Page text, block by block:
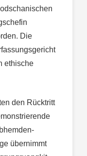
Die
ethische
den Rücktritt
übernimmt